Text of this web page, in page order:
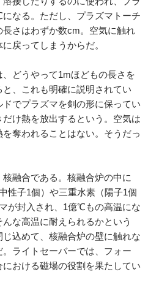
なる。ただし、プラズマトーチ
さはわずか数cm。空気に触れ
戻ってしまうからだ。
どうやって1mほどもの長さを
、これも明確に説明されてい
でプラズマを剣の形に保ってい
け熱を放出するという。空気は
奪われることはない。そうだっ
融合である。核融合炉の中に
性子1個）や三重水素（陽子1個
が封入され、1億℃もの高温にな
な高温に耐えられるかという
込めて、核融合炉の壁に触れな
ライトセーバーでは、フォー
おける磁場の役割を果たしてい